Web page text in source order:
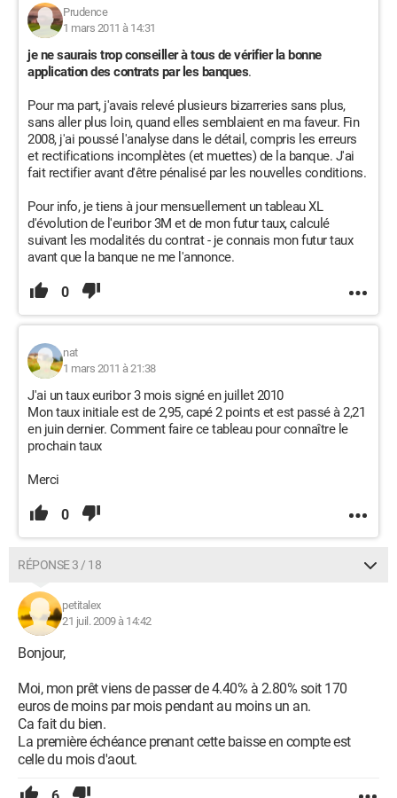
Prudence
1 mars 2011 à 14:31
je ne saurais trop conseiller à tous de vérifier la bonne
application des contrats par les banques.
Pour ma part, j'avais relevé plusieurs bizarreries sans plus,
sans aller plus loin, quand elles semblaient en ma faveur. Fin
2008, j'ai poussé l'analyse dans le détail, compris les erreurs
et rectifications incomplètes (et muettes) de la banque. J'ai
fait rectifier avant d'être pénalisé par les nouvelles conditions.
Pour info, je tiens à jour mensuellement un tableau XL
d'évolution de l'euribor 3M et de mon futur taux, calculé
suivant les modalités du contrat - je connais mon futur taux
avant que la banque ne me l'annonce.
0
nat
1 mars 2011 à 21:38
J'ai un taux euribor 3 mois signé en juillet 2010
Mon taux initiale est de 2,95, capé 2 points et est passé à 2,21
en juin dernier. Comment faire ce tableau pour connaître le
prochain taux
Merci
0
RÉPONSE 3 / 18
petitalex
21 juil. 2009 à 14:42
Bonjour,
Moi, mon prêt viens de passer de 4.40% à 2.80% soit 170
euros de moins par mois pendant au moins un an.
Ca fait du bien.
La première échéance prenant cette baisse en compte est
celle du mois d'aout.